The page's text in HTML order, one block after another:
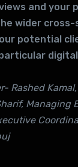
and your
wider cross-
potential
Rashed
Managing